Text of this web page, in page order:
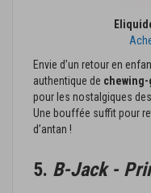
Envie d’un retour en
authentique de
pour les nostalgiques
Une bouffée suffit pour
d’antan !
5. B-Jack -